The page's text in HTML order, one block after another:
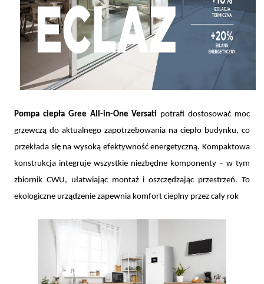
Pompa ciepła Gree All-in-One Versati potrafi dostosować moc
grzewczą do aktualnego zapotrzebowania na ciepło budynku, co
przekłada się na wysoką efektywność energetyczną. Kompaktowa
konstrukcja integruje wszystkie niezbędne komponenty – w tym
zbiornik CWU, ułatwiając montaż i oszczędzając przestrzeń. To
ekologiczne urządzenie zapewnia komfort cieplny przez cały rok